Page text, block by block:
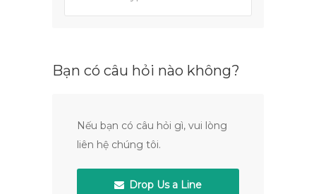
Bạn có câu hỏi nào không?
Nếu bạn có câu hỏi gì, vui lòng
liên hệ chúng tôi.
Drop Us a Line